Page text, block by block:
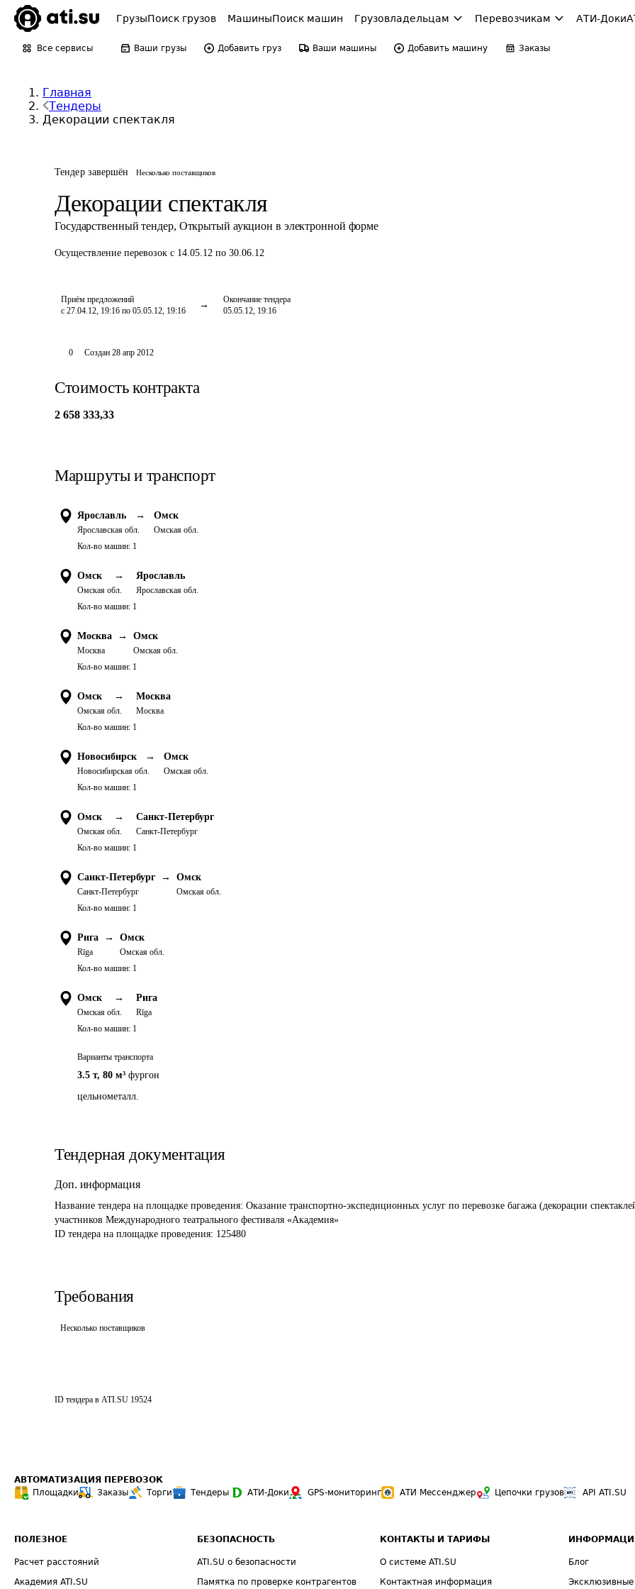
ГрузыПоиск грузов МашиныПоиск машин Грузовладельцам Перевозчикам АТИ-Доки
Все сервисы Ваши грузы Добавить груз Ваши машины Добавить машину Заказы
Главная
Тендеры
Декорации спектакля
Тендер завершён Несколько поставщиков
Декорации спектакля
Государственный тендер, Открытый аукцион в электронной форме
Осуществление перевозок с 14.05.12 по 30.06.12
Приём предложений
с 27.04.12, 19:16 по 05.05.12, 19:16
Окончание тендера
05.05.12, 19:16
0 Создан 28 апр 2012
Стоимость контракта
2 658 333,33
Маршруты и транспорт
Ярославль →
Ярославская обл.
Омск
Омская обл.
Кол-во машин: 1
Омск →
Омская обл.
Ярославль
Ярославская обл.
Кол-во машин: 1
Москва →
Москва
Омск
Омская обл.
Кол-во машин: 1
Омск →
Омская обл.
Москва
Москва
Кол-во машин: 1
Новосибирск →
Новосибирская обл.
Омск
Омская обл.
Кол-во машин: 1
Омск →
Омская обл.
Санкт-Петербург
Санкт-Петербург
Кол-во машин: 1
Санкт-Петербург →
Санкт-Петербург
Омск
Омская обл.
Кол-во машин: 1
Рига →
Rīga
Омск
Омская обл.
Кол-во машин: 1
Омск →
Омская обл.
Рига
Rīga
Кол-во машин: 1
Варианты транспорта
3.5 т, 80 м³ фургон
цельнометалл.
Тендерная документация
Доп. информация
Название тендера на площадке проведения: Оказание транспортно-экспедиционных услуг по перевозке багажа (декорации
участников Международного театрального фестиваля «Академия»
ID тендера на площадке проведения: 125480
Требования
Несколько поставщиков
ID тендера в ATI.SU 19524
АВТОМАТИЗАЦИЯ ПЕРЕВОЗОК
Площадки
Заказы Торги Тендеры АТИ-Доки GPS-мониторинг АТИ Мессенджер Цепочки грузов API ATI.SU
ПОЛЕЗНОЕ
Расчет расстояний
Академия ATI.SU
БЕЗОПАСНОСТЬ
ATI.SU о безопасности
Памятка по проверке контрагентов
КОНТАКТЫ И ТАРИФЫ
О системе ATI.SU
Контактная информация
Блог